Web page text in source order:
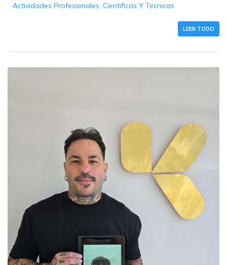
Actividades Profesionales, Cientificas Y Tecnicas
LEER TODO